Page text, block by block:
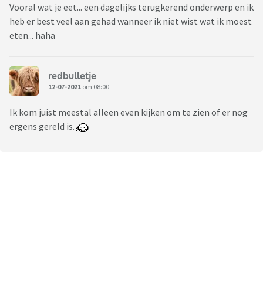
Vooral wat je eet... een dagelijks terugkerend onderwerp en ik
heb er best veel aan gehad wanneer ik niet wist wat ik moest
eten... haha
redbulletje
12-07-2021 om 08:00
Ik kom juist meestal alleen even kijken om te zien of er nog
ergens gereld is.